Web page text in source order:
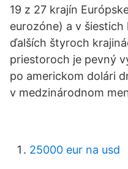
19 z 27 krajín
eurozóne) a v šiestich
ďalších štyroch
priestoroch je pevný
po americkom dolári
v medzinárodnom
25000 eur na usd